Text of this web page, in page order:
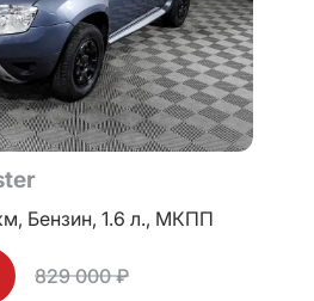
Бензин, 1.6 л., МКПП
829 000 ₽